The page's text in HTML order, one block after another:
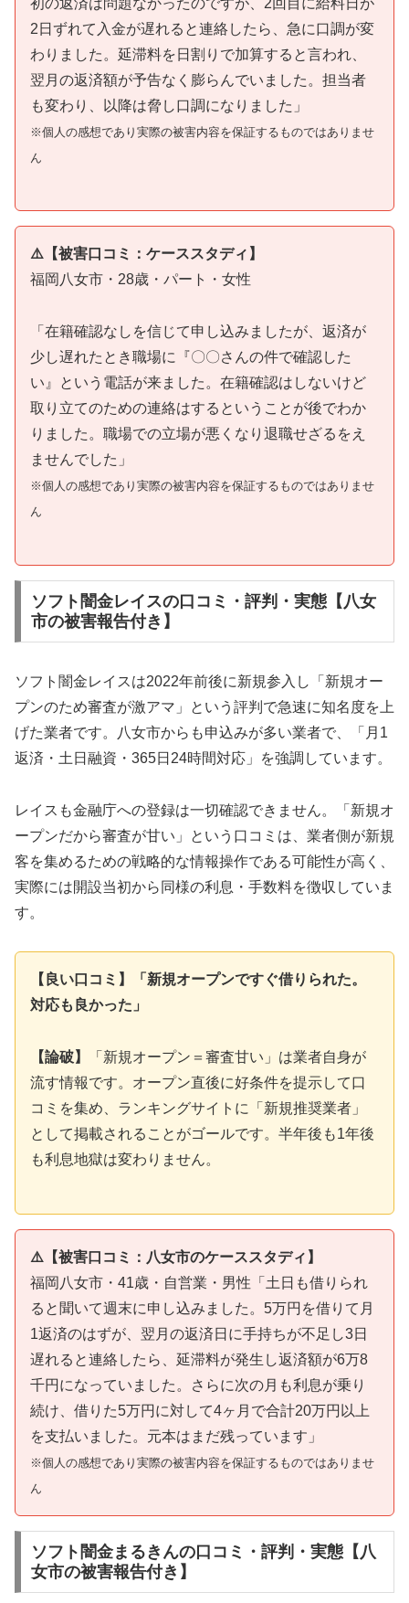
2日ずれて入金が遅れると連絡したら、急に口調が変
わりました。延滞料を日割りで加算すると言われ、
翌月の返済額が予告なく膨らんでいました。担当者
も変わり、以降は脅し口調になりました」
※個人の感想であり実際の被害内容を保証するものではありませ
ん
⚠️【被害口コミ：ケーススタディ】
福岡八女市・28歳・パート・女性
「在籍確認なしを信じて申し込みましたが、返済が
少し遅れたとき職場に『〇〇さんの件で確認した
い』という電話が来ました。在籍確認はしないけど
取り立てのための連絡はするということが後でわか
りました。職場での立場が悪くなり退職せざるをえ
ませんでした」
※個人の感想であり実際の被害内容を保証するものではありませ
ん
ソフト闇金レイスの口コミ・評判・実態【八女
市の被害報告付き】
ソフト闇金レイスは2022年前後に新規参入し「新規オー
プンのため審査が激アマ」という評判で急速に知名度を上
げた業者です。八女市からも申込みが多い業者で、「月1
返済・土日融資・365日24時間対応」を強調しています。
レイスも金融庁への登録は一切確認できません。「新規オ
ープンだから審査が甘い」という口コミは、業者側が新規
客を集めるための戦略的な情報操作である可能性が高く、
実際には開設当初から同様の利息・手数料を徴収していま
す。
【良い口コミ】「新規オープンですぐ借りられた。
対応も良かった」
【論破】
「新規オープン＝審査甘い」は業者自身が
流す情報です。オープン直後に好条件を提示して口
コミを集め、ランキングサイトに「新規推奨業者」
として掲載されることがゴールです。半年後も1年後
も利息地獄は変わりません。
⚠️【被害口コミ：八女市のケーススタディ】
福岡八女市・41歳・自営業・男性「土日も借りられ
ると聞いて週末に申し込みました。5万円を借りて月
1返済のはずが、翌月の返済日に手持ちが不足し3日
遅れると連絡したら、延滞料が発生し返済額が6万8
千円になっていました。さらに次の月も利息が乗り
続け、借りた5万円に対して4ヶ月で合計20万円以上
を支払いました。元本はまだ残っています」
※個人の感想であり実際の被害内容を保証するものではありませ
ん
ソフト闇金まるきんの口コミ・評判・実態【八
女市の被害報告付き】